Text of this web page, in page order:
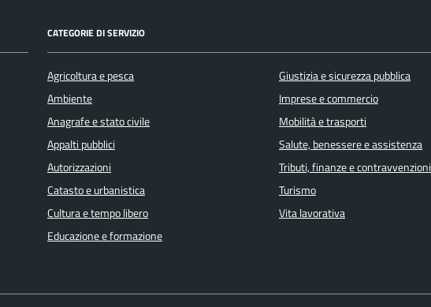
CATEGORIE DI SERVIZIO
Agricoltura e pesca
Ambiente
Anagrafe e stato civile
Appalti pubblici
Autorizzazioni
Catasto e urbanistica
Cultura e tempo libero
Educazione e formazione
Giustizia e sicurezza pubblica
Imprese e commercio
Mobilità e trasporti
Salute, benessere e assistenza
Tributi, finanze e contravvenzioni
Turismo
Vita lavorativa